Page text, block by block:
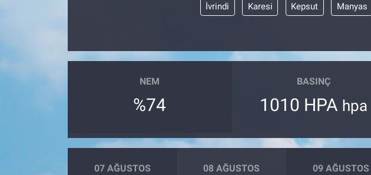
İvrindi Karesi Kepsut Manyas
NEM
%74
BASINÇ
1010 HPA hpa
07 AĞUSTOS 08 AĞUSTOS 09 AĞUSTOS